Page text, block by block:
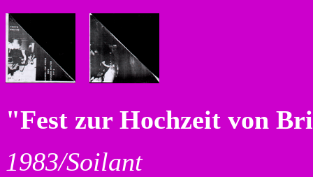
"Fest zur Hochzeit von
1983/Soilant